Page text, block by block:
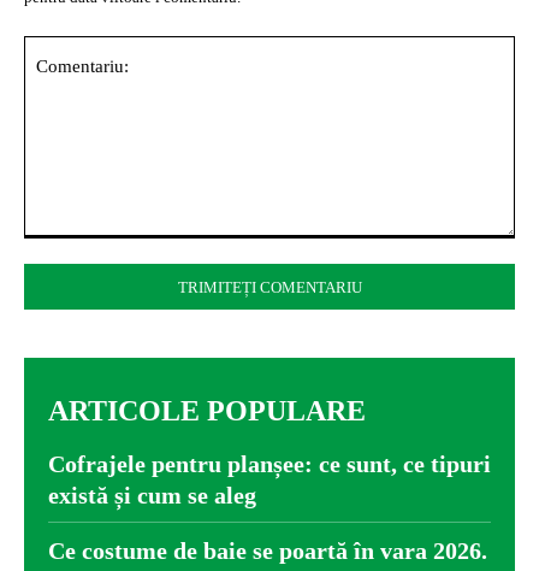
ARTICOLE POPULARE
Cofrajele pentru planșee: ce sunt, ce tipuri
există și cum se aleg
Ce costume de baie se poartă în vara 2026.